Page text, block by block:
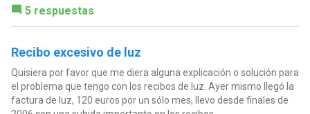
5 respuestas
Recibo excesivo de luz
Quisiera por favor que me diera alguna explicación o solución para
el problema que tengo con los recibos de luz. Ayer mismo llegó la
factura de luz, 120 euros por un sólo mes, llevo desde finales de